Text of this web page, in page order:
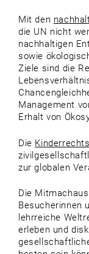
Mit den
die UN nicht
nachhaltigen
sowie
Ziele sind die
Management
Erhalt von
Die
zur globalen
Die
Besucherinnen
lehrreiche
erleben und